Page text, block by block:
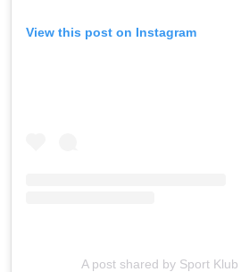
View this post on Instagram
A post shared by Sport